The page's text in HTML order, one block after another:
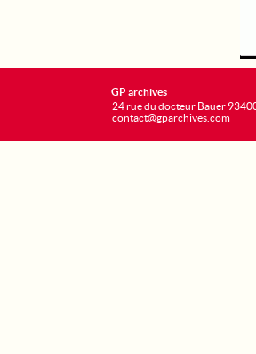
GP archives
24 rue du docteur Bauer
contact@gparchives.com